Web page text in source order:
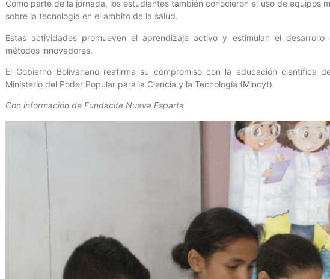
Como parte de la jornada, los estudiantes también conocieron el uso de equipos
sobre la tecnología en el ámbito de la salud.
Estas actividades promueven el aprendizaje activo y estimulan el
métodos innovadores.
El Gobierno Bolivariano reafirma su compromiso con la educación científica
Ministerio del Poder Popular para la Ciencia y la Tecnología (Mincyt).
Con información de Fundacite Nueva Esparta